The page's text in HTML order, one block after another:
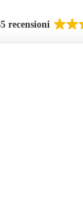
recensioni